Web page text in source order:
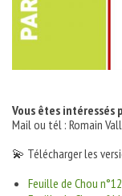
Vous êtes intéressés
Mail ou tél : Romain
💫 Télécharger les
Feuille de Chou n°12